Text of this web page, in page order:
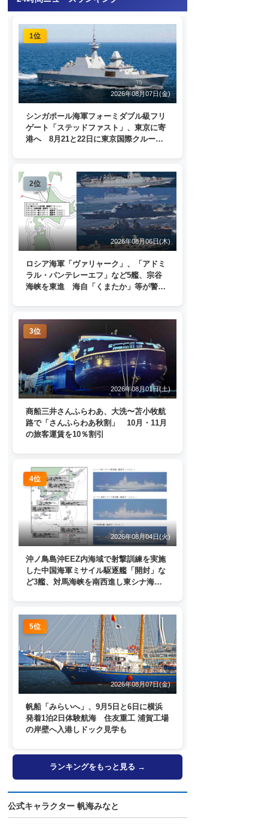
1位
2026年08月07日(金)
シンガポール海軍フォーミダブル級フリ
ゲート「ステッドファスト」、東京に寄
港へ 8月21と22日に東京国際クルーズ
2位
2026年08月06日(木)
ロシア海軍「ヴァリャーク」、「アドミ
ラル・パンテレーエフ」など5艦、宗谷
海峡を東進 海自「くまたか」等が警戒
3位
2026年08月01日(土)
商船三井さんふらわあ、大洗〜苫小牧航
路で「さんふらわあ秋割」 10月・11月
の旅客運賃を10％割引
4位
2026年08月04日(火)
沖ノ鳥島沖EEZ内海域で射撃訓練を実施
した中国海軍ミサイル駆逐艦「開封」な
ど3艦、対馬海峡を南西進し東シナ海
5位
2026年08月07日(金)
帆船「みらいへ」、9月5日と6日に横浜
発着1泊2日体験航海 住友重工 浦賀工場
の岸壁へ入港しドック見学も
ランキングをもっと見る →
公式キャラクター 帆海みなと